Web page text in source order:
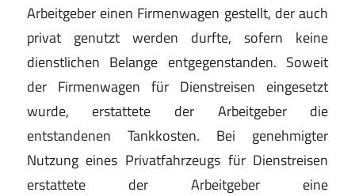
Arbeitgeber einen Firmenwagen gestellt, der auch
privat genutzt werden durfte, sofern keine
dienstlichen Belange entgegenstanden. Soweit
der Firmenwagen für Dienstreisen eingesetzt
wurde, erstattete der Arbeitgeber die
entstandenen Tankkosten. Bei genehmigter
Nutzung eines Privatfahrzeugs für Dienstreisen
erstattete der Arbeitgeber eine